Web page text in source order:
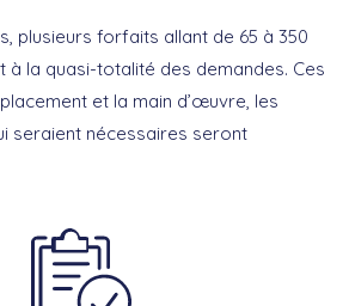
plusieurs forfaits allant de 65 à 350
à la quasi-totalité des demandes. Ces
et la main d’œuvre, les
seraient nécessaires seront